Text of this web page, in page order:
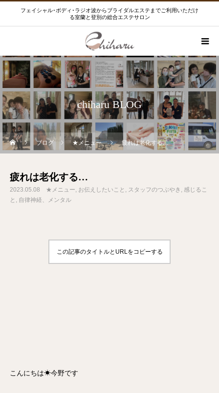
フェイシャル･ボディ･ラジオ波からブライダルエステまでご利用いただけ
る室蘭と登別の総合エステサロン
chiharu BLOG
ブログ ★メニュー 疲れは老化する…
疲れは老化する…
2023.05.08 ★メニュー お伝えしたいこと スタッフのつぶやき
感じるこ
と
自律神経、メンタル
この記事のタイトルとURLをコピーする
こんにちは☀今野です